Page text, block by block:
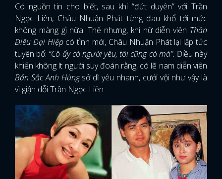
Có nguồn tin cho biết, sau khi “đứt duyên” với Trần
Ngọc Liên, Châu Nhuận Phát từng đau khổ tới mức
không màng gì nữa. Thế nhưng, khi nữ diễn viên Thần
Điêu Đại Hiệpcó tình mới, Châu Nhuận Phát lại lập tức
tuyên bố: “Cô ấy có người yêu, tôi cũng có mà”. Điều này
khiến không ít người suy đoán rằng, có lẽ nam diễn viên
Bản Sắc Anh Hùngsở dĩ yêu nhanh, cưới vội như vậy là
vì giận dỗi Trần Ngọc Liên.